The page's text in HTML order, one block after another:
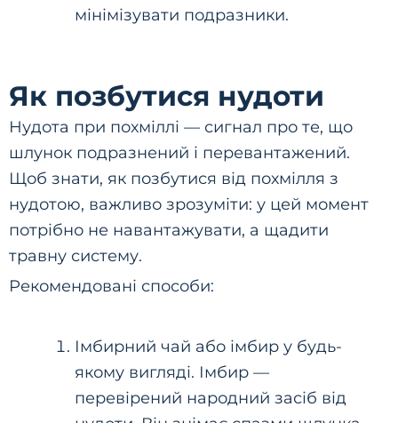
мінімізувати подразники.
Як позбутися нудоти
Нудота при похміллі — сигнал про те, що
шлунок подразнений і перевантажений.
Щоб знати, як позбутися від похмілля з
нудотою, важливо зрозуміти: у цей момент
потрібно не навантажувати, а щадити
травну систему.
Рекомендовані способи:
Імбирний чай або імбир у будь-
якому вигляді. Імбир —
перевірений народний засіб від